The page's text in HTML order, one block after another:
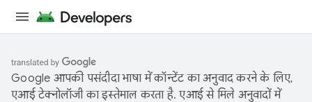
Google आपकी पसंदीदा भाषा में कॉन्टेंट का अनुवाद करने के लिए,
एआई टेक्नोलॉजी का इस्तेमाल करता है. एआई से मिले अनुवादों में